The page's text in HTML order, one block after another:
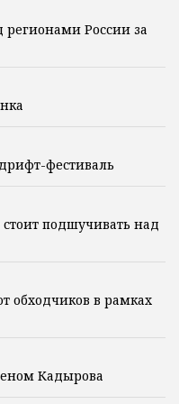
России за
фестиваль
подшучивать над
обходчиков в рамках
Кадырова